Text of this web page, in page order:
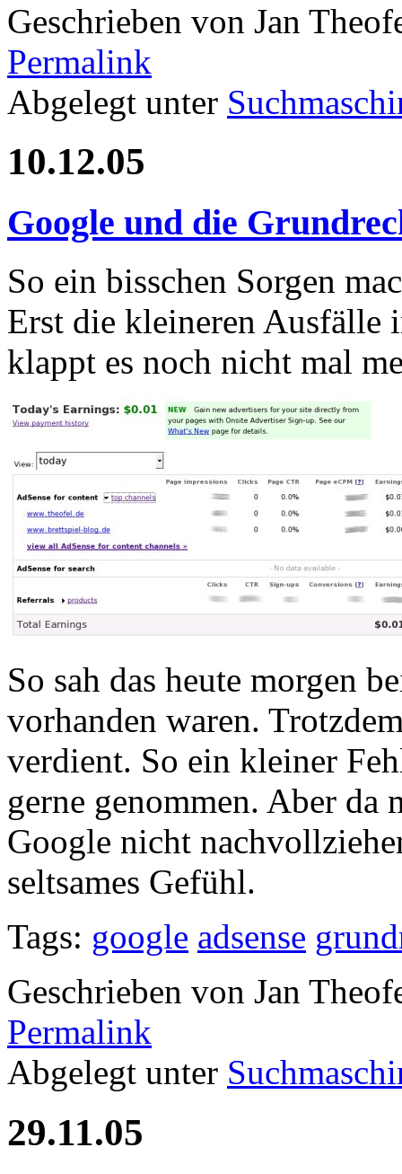
Geschrieben von Jan
Permalink
Abgelegt unter
10.12.05
Google und die
So ein bisschen Sorgen
Erst die kleineren Ausfälle
klappt es noch nicht mal
So sah das heute morgen
vorhanden waren.
verdient. So ein kleiner
gerne genommen. Aber da
Google nicht
seltsames Gefühl.
Tags: google adsense
Geschrieben von Jan
Permalink
Abgelegt unter
29.11.05